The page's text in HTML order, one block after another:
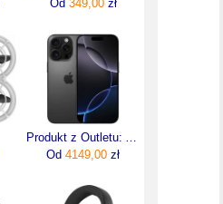
Od 349,00zł
Od 4149,00 zł